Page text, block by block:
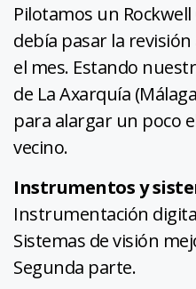
Pilotamos un
debía pasar la
el mes. Estando
de La Axarquía
para alargar un poco
vecino.
Instrumentos y
Instrumentación
Sistemas de visión
Segunda parte.